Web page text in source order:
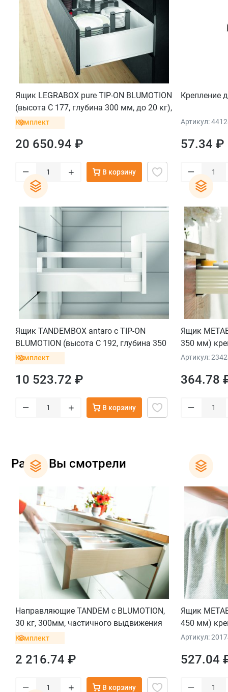
Ящик LEGRABOX pure TIP-ON BLUMOTION
(высота C 177, глубина 300 мм, до 20 кг),
для тонких фасадов, белый шелк
Комплект
20 650.94 ₽
– + В корзину
Крепление
Артикул:
57.34 ₽
–
Ящик TANDEMBOX antaro с TIP-ON
BLUMOTION (высота С 192, глубина 350
мм, вес ящика до 20 кг), крепление под
саморезы, белый
Комплект
10 523.72 ₽
– + В корзину
Ящик
350 мм)
Артикул:
364.78
–
Ранее Вы смотрели
Направляющие TANDEM с BLUMOTION,
30 кг, 300мм, частичного выдвижения
для боковин 11-16 мм, комплект
Комплект
2 216.74 ₽
– + В корзину
Ящик
450 мм)
Артикул:
527.04
–